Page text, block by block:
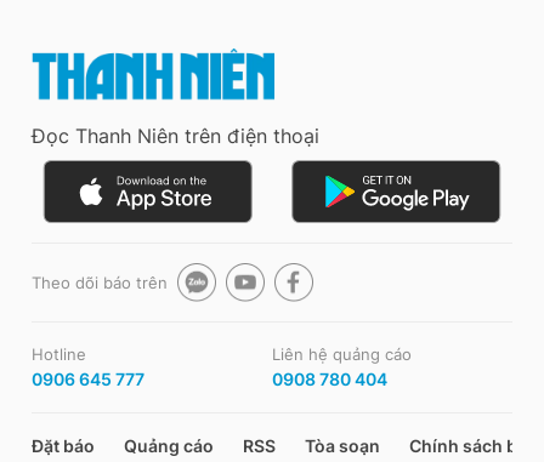
Đọc Thanh Niên trên điện thoại
Theo dõi báo trên
Hotline
0906 645 777
Liên hệ quảng cáo
0908 780 404
Đặt báo Quảng cáo RSS Tòa soạn Chính sách bảo